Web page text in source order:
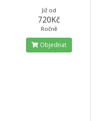
Již od
720Kč
Ročně
Objednat